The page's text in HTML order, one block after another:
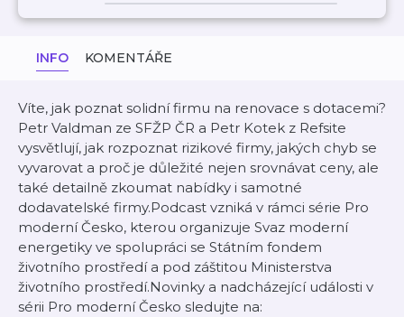
INFO KOMENTÁŘE
Víte, jak poznat solidní firmu na renovace s dotacemi?
Petr Valdman ze SFŽP ČR a Petr Kotek z Refsite
vysvětlují, jak rozpoznat rizikové firmy, jakých chyb se
vyvarovat a proč je důležité nejen srovnávat ceny, ale
také detailně zkoumat nabídky i samotné
dodavatelské firmy.Podcast vzniká v rámci série Pro
moderní Česko, kterou organizuje Svaz moderní
energetiky ve spolupráci se Státním fondem
životního prostředí a pod záštitou Ministerstva
životního prostředí.Novinky a nadcházející události v
sérii Pro moderní Česko sledujte na: